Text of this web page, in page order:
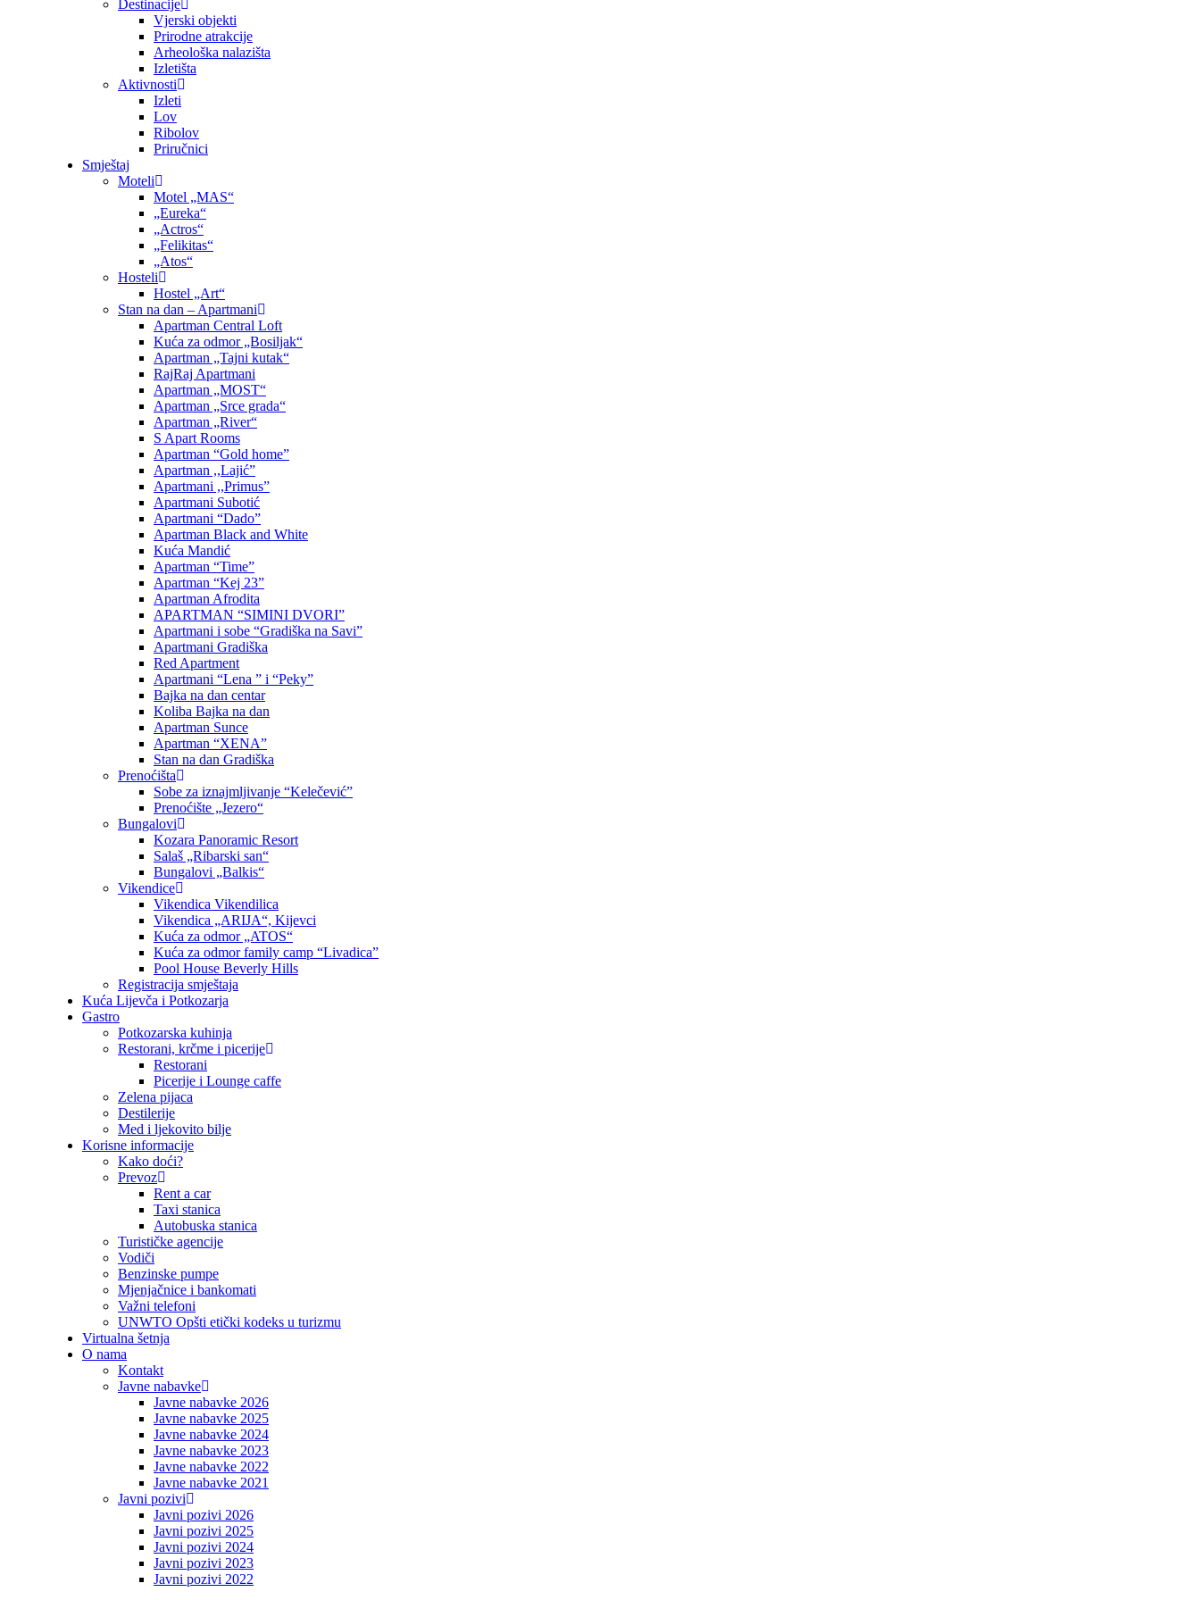
Destinacije
Vjerski objekti
Prirodne atrakcije
Arheološka nalazišta
Izletišta
Aktivnosti
Izleti
Lov
Ribolov
Priručnici
Smještaj
Moteli
Motel „MAS“
„Eureka“
„Actros“
„Felikitas“
„Atos“
Hosteli
Hostel „Art“
Stan na dan – Apartmani
Apartman Central Loft
Kuća za odmor „Bosiljak“
Apartman „Tajni kutak“
RajRaj Apartmani
Apartman „MOST“
Apartman „Srce grada“
Apartman „River“
S Apart Rooms
Apartman “Gold home”
Apartman ,,Lajić”
Apartmani ,,Primus”
Apartmani Subotić
Apartmani “Dado”
Apartman Black and White
Kuća Mandić
Apartman “Time”
Apartman “Kej 23”
Apartman Afrodita
APARTMAN “SIMINI DVORI”
Apartmani i sobe “Gradiška na Savi”
Apartmani Gradiška
Red Apartment
Apartmani “Lena ” i “Peky”
Bajka na dan centar
Koliba Bajka na dan
Apartman Sunce
Apartman “XENA”
Stan na dan Gradiška
Prenoćišta
Sobe za iznajmljivanje “Kelečević”
Prenoćište „Jezero“
Bungalovi
Kozara Panoramic Resort
Salaš „Ribarski san“
Bungalovi „Balkis“
Vikendice
Vikendica Vikendilica
Vikendica „ARIJA“, Kijevci
Kuća za odmor „ATOS“
Kuća za odmor family camp “Livadica”
Pool House Beverly Hills
Registracija smještaja
Kuća Lijevča i Potkozarja
Gastro
Potkozarska kuhinja
Restorani, krčme i picerije
Restorani
Picerije i Lounge caffe
Zelena pijaca
Destilerije
Med i ljekovito bilje
Korisne informacije
Kako doći?
Prevoz
Rent a car
Taxi stanica
Autobuska stanica
Turističke agencije
Vodiči
Benzinske pumpe
Mjenjačnice i bankomati
Važni telefoni
UNWTO Opšti etički kodeks u turizmu
Virtualna šetnja
O nama
Kontakt
Javne nabavke
Javne nabavke 2026
Javne nabavke 2025
Javne nabavke 2024
Javne nabavke 2023
Javne nabavke 2022
Javne nabavke 2021
Javni pozivi
Javni pozivi 2026
Javni pozivi 2025
Javni pozivi 2024
Javni pozivi 2023
Javni pozivi 2022